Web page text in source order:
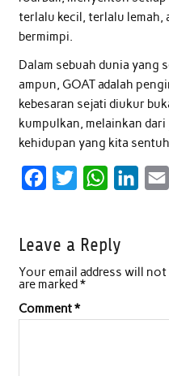
terlalu kecil, terlalu lemah,
bermimpi.
Dalam sebuah dunia yang
ampun, GOAT adalah
kebesaran sejati diukur
kumpulkan, melainkan
kehidupan yang kita
e
b
o
t
e
r
W
t
s
p
e
I
Leave a Reply
Your email address will not
are marked*
Comment*